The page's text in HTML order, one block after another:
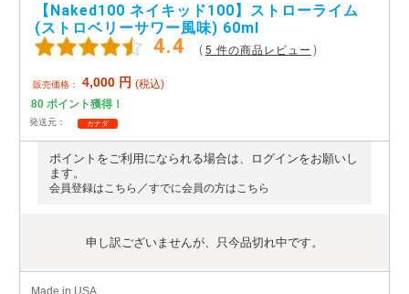
【Naked100 ネイキッド100】ストローライム
(ストロベリーサワー風味) 60ml
4.4 （ 5 件の商品レビュー ）
販売価格： 4,000 円 (税込)
80 ポイント獲得！
発送元： カナダ
ポイントをご利用になられる場合は、ログインをお願いし
ます。
会員登録はこちら ／すでに会員の方はこちら
申し訳ございませんが、只今品切れ中です。
Made in USA